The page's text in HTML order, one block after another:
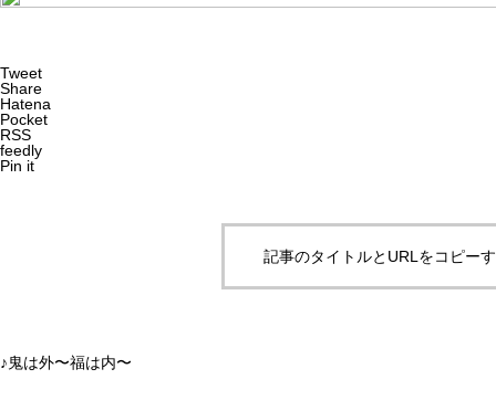
Tweet
Share
Hatena
Pocket
RSS
feedly
Pin it
記事のタイトルとURLをコピー
♪鬼は外〜福は内〜